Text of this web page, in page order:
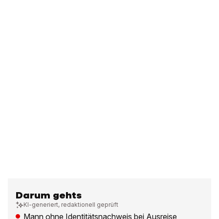
Darum gehts
KI-generiert, redaktionell geprüft
Mann ohne Identitätsnachweis bei Ausreise